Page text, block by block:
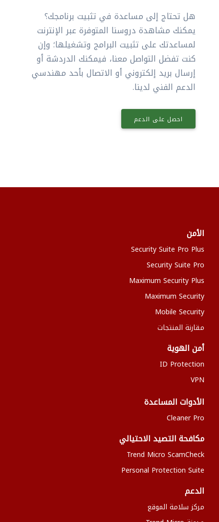
هل تحتاج إلى مساعدة في تثبيت برنامجك؟
يمكنك مشاهدة دروسنا المتوفرة عبر الإنترنت
لمساعدتك على تثبيت البرامج وتشغيلها؛ وإن
كنت تفضل التواصل معنا، فيمكنك الدردشة أو
إرسال بريد إلكتروني أو الاتصال بأحد مهندسي
الدعم الفني لدينا.
احصل على الدعم
الأمن
Security Suite Pro Plus
Security Suite Pro
Maximum Security Plus
Maximum Security
Mobile Security
مقارنة المنتجات
أمن الهوية
ID Protection
VPN
الأدوات المساعدة
Cleaner Pro
مكافحة التصيد الاحتيالي
Trend Micro ScamCheck
Personal Protection Suite
الدعم
مركز سلامة الموقع